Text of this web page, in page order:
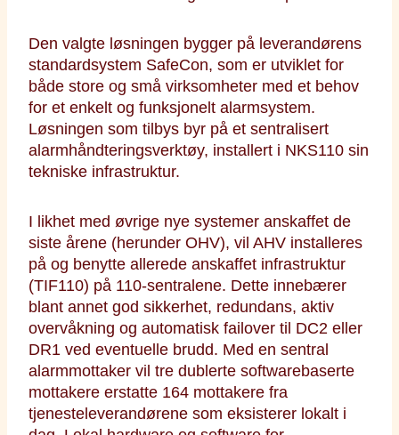
Den valgte løsningen bygger på leverandørens
standardsystem SafeCon, som er utviklet for
både store og små virksomheter med et behov
for et enkelt og funksjonelt alarmsystem.
Løsningen som tilbys byr på et sentralisert
alarmhåndteringsverktøy, installert i NKS110 sin
tekniske infrastruktur.
I likhet med øvrige nye systemer anskaffet de
siste årene (herunder OHV), vil AHV installeres
på og benytte allerede anskaffet infrastruktur
(TIF110) på 110-sentralene. Dette innebærer
blant annet god sikkerhet, redundans, aktiv
overvåkning og automatisk failover til DC2 eller
DR1 ved eventuelle brudd. Med en sentral
alarmmottaker vil tre dublerte softwarebaserte
mottakere erstatte 164 mottakere fra
tjenesteleverandørene som eksisterer lokalt i